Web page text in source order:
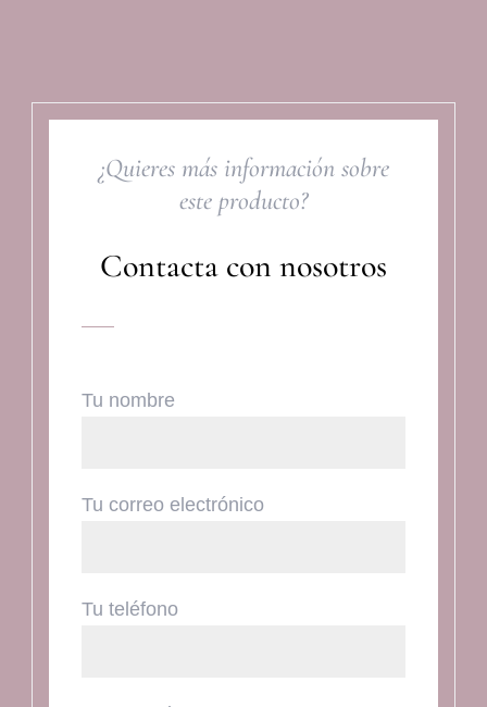
¿Quieres más información sobre
este producto?
Contacta con nosotros
Tu nombre
Tu correo electrónico
Tu teléfono